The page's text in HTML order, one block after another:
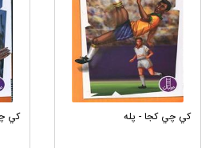
كي چي كجا - پله كي